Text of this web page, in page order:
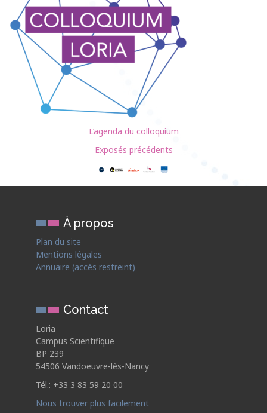
L’agenda du colloquium
Exposés précédents
À propos
Plan du site
Mentions légales
Annuaire (accès restreint)
Contact
Loria
Campus Scientifique
BP 239
54506 Vandoeuvre-lès-Nancy
Tél.: +33 3 83 59 20 00
Nous trouver plus facilement